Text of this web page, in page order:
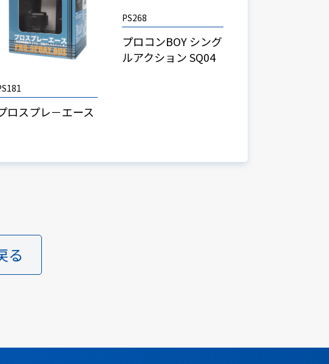
ロスプレ－エース
PS268
プロコンBOY シング
ルアクション SQ04
る